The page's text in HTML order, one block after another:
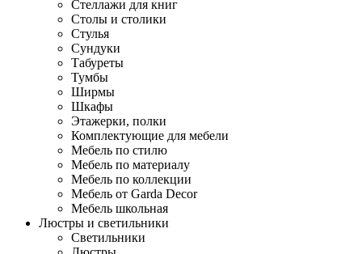
Стеллажи для книг
Столы и столики
Стулья
Сундуки
Табуреты
Тумбы
Ширмы
Шкафы
Этажерки, полки
Комплектующие для мебели
Мебель по стилю
Мебель по материалу
Мебель по коллекции
Мебель от Garda Decor
Мебель школьная
Люстры и светильники
Светильники